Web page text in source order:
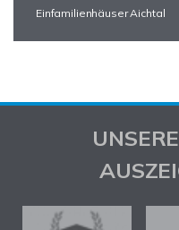
Einfamilienhäuser Aichtal